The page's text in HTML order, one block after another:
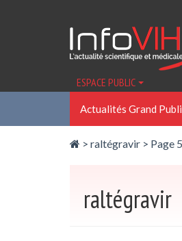
ESPACE PUBLIC
Actualités Grand
> raltégravir > Page 5
raltégravir